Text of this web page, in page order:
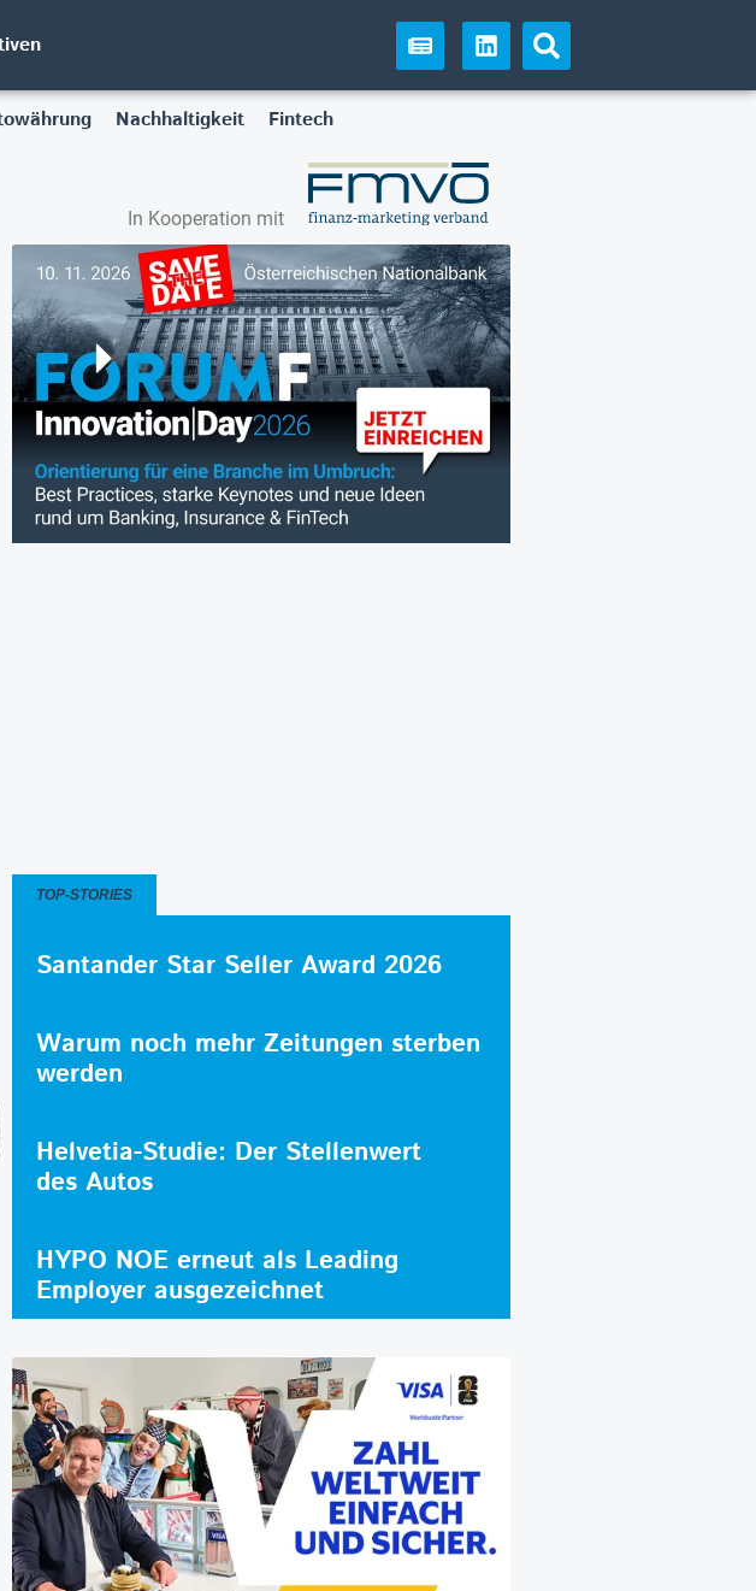
Nachhaltigkeit Fintech
In Kooperation mit
TOP-STORIES
Santander Star Seller Award 2026
Warum noch mehr Zeitungen sterben
werden
Helvetia-Studie: Der Stellenwert
des Autos
HYPO NOE erneut als Leading
Employer ausgezeichnet